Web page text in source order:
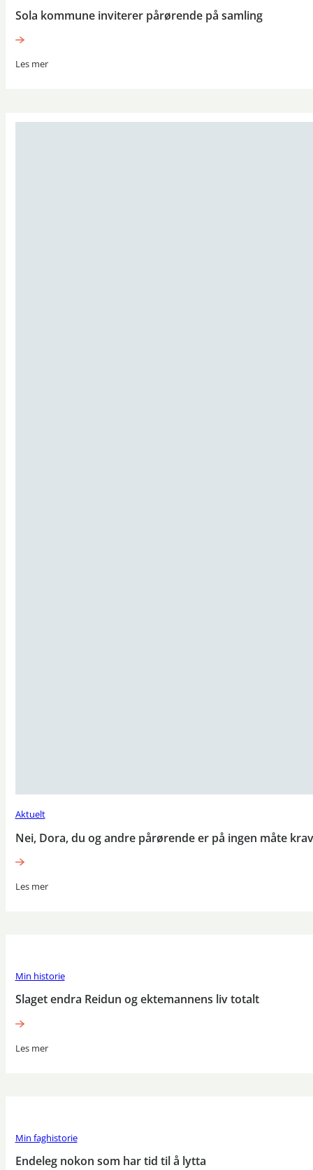
Sola kommune inviterer pårørende på samling
Les mer
Aktuelt
Nei, Dora, du og andre pårørende er på ingen måte
Les mer
Min historie
Slaget endra Reidun og ektemannens liv totalt
Les mer
Min faghistorie
Endeleg nokon som har tid til å lytta